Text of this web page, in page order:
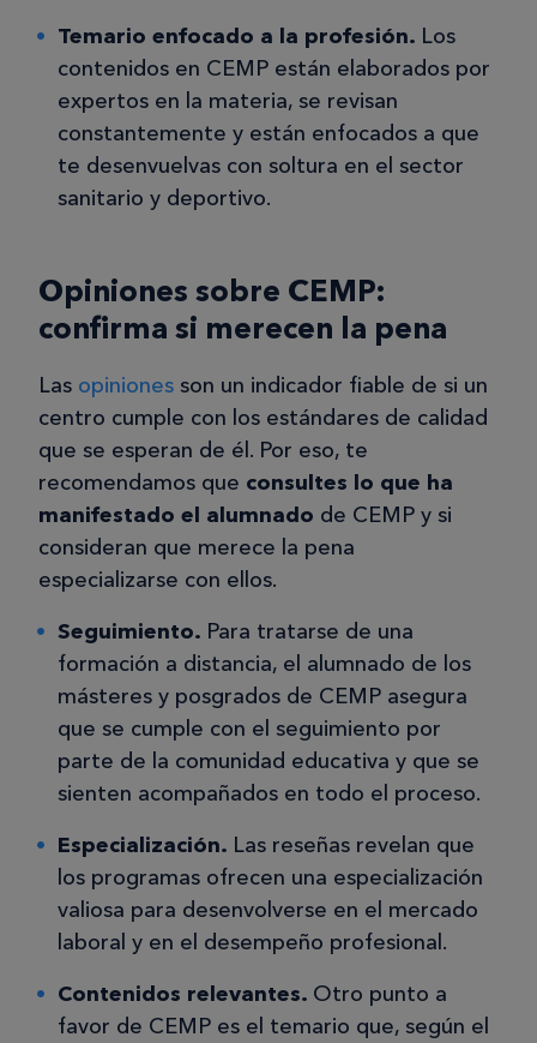
Temario enfocado a la profesión. Los
contenidos en CEMP están elaborados por
expertos en la materia, se revisan
constantemente y están enfocados a que
te desenvuelvas con soltura en el sector
sanitario y deportivo.
Opiniones sobre CEMP:
confirma si merecen la pena
Las opiniones son un indicador fiable de si un
centro cumple con los estándares de calidad
que se esperan de él. Por eso, te
recomendamos que consultes lo que ha
manifestado el alumnado de CEMP y si
consideran que merece la pena
especializarse con ellos.
Seguimiento. Para tratarse de una
formación a distancia, el alumnado de los
másteres y posgrados de CEMP asegura
que se cumple con el seguimiento por
parte de la comunidad educativa y que se
sienten acompañados en todo el proceso.
Especialización. Las reseñas revelan que
los programas ofrecen una especialización
valiosa para desenvolverse en el mercado
laboral y en el desempeño profesional.
Contenidos relevantes. Otro punto a
favor de CEMP es el temario que, según el